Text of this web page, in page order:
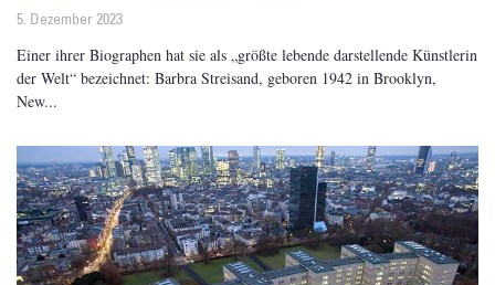
5. Dezember 2023
Einer ihrer Biographen hat sie als „größte lebende darstellende Künstlerin
der Welt“ bezeichnet: Barbra Streisand, geboren 1942 in Brooklyn,
New